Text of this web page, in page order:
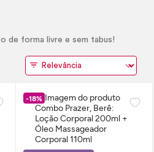
de forma livre e sem tabus!
-18%